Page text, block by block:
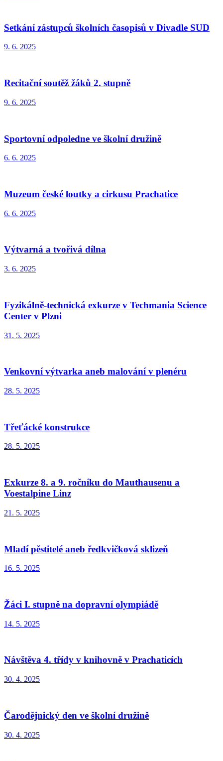
Setkání zástupců školních časopisů v Divadle SUD
9. 6. 2025
Recitační soutěž žáků 2. stupně
9. 6. 2025
Sportovní odpoledne ve školní družině
6. 6. 2025
Muzeum české loutky a cirkusu Prachatice
6. 6. 2025
Výtvarná a tvořivá dílna
3. 6. 2025
Fyzikálně-technická exkurze v Techmania Science
Center v Plzni
31. 5. 2025
Venkovní výtvarka aneb malování v plenéru
28. 5. 2025
Třeťácké konstrukce
28. 5. 2025
Exkurze 8. a 9. ročníku do Mauthausenu a
Voestalpine Linz
21. 5. 2025
Mladí pěstitelé aneb ředkvičková sklizeň
16. 5. 2025
Žáci I. stupně na dopravní olympiádě
14. 5. 2025
Návštěva 4. třídy v knihovně v Prachaticích
30. 4. 2025
Čarodějnický den ve školní družině
30. 4. 2025